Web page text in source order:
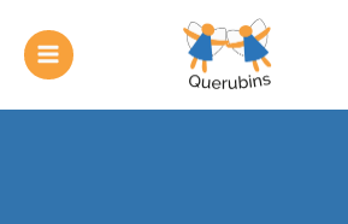
para
conteúdo